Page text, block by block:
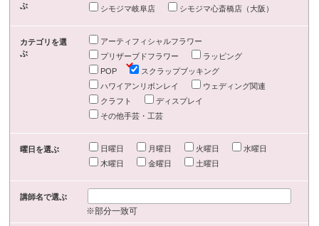
ぶ
シモジマ岐阜店
シモジマ心斎橋店（大阪）
カテゴリを選
ぶ
アーティフィシャルフラワー
プリザーブドフラワー
ラッピング
POP
スクラップブッキング
ハワイアンリボンレイ
ウェディング関連
クラフト
ディスプレイ
その他手芸・工芸
曜日を選ぶ 日曜日 月曜日 火曜日
水曜日
木曜日
金曜日 土曜日
講師名で選ぶ
※部分一致可